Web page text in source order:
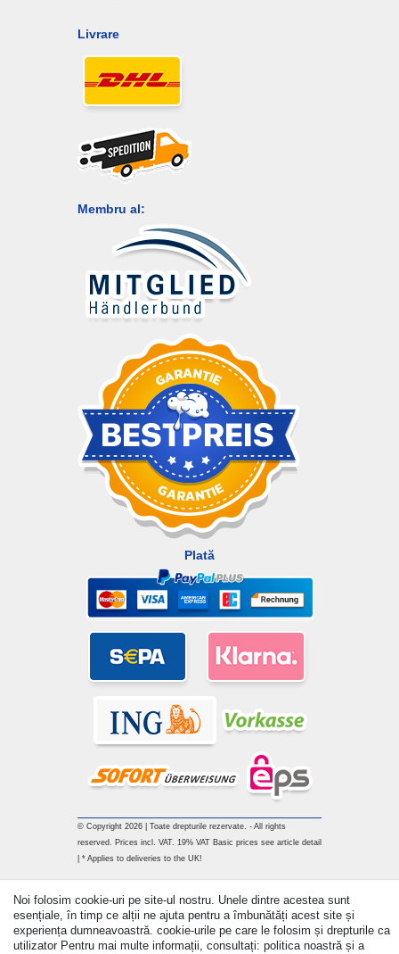
Livrare
Membru al:
Plată
© Copyright 2026 | Toate drepturile rezervate. - All rights
reserved. Prices incl. VAT. 19% VAT Basic prices see article detail
| * Applies to deliveries to the UK!
Noi folosim cookie-uri pe site-ul nostru. Unele dintre acestea sunt
esențiale, în timp ce alții ne ajuta pentru a îmbunătăți acest site și
experiența dumneavoastră. cookie-urile pe care le folosim și drepturile ca
utilizator Pentru mai multe informații, consultați: politica noastră și a
Withdraw from contract here
a lua legatura